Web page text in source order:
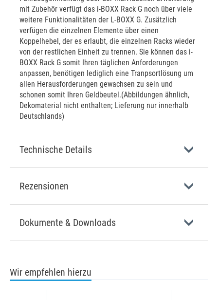
mit Zubehör verfügt das i-BOXX Rack G noch über viele
weitere Funktionalitäten der L-BOXX G. Zusätzlich
verfügen die einzelnen Elemente über einen
Koppelhebel, der es erlaubt, die einzelnen Racks wieder
von der restlichen Einheit zu trennen. Sie können das i-
BOXX Rack G somit Ihren täglichen Anforderungen
anpassen, benötigen lediglich eine Tranpsortlösung um
allen Herausforderungen gewachsen zu sein und
schonen somit Ihren Geldbeutel.(Abbildungen ähnlich,
Dekomaterial nicht enthalten; Lieferung nur innerhalb
Deutschlands)
Technische Details
Rezensionen
Dokumente & Downloads
Wir empfehlen hierzu